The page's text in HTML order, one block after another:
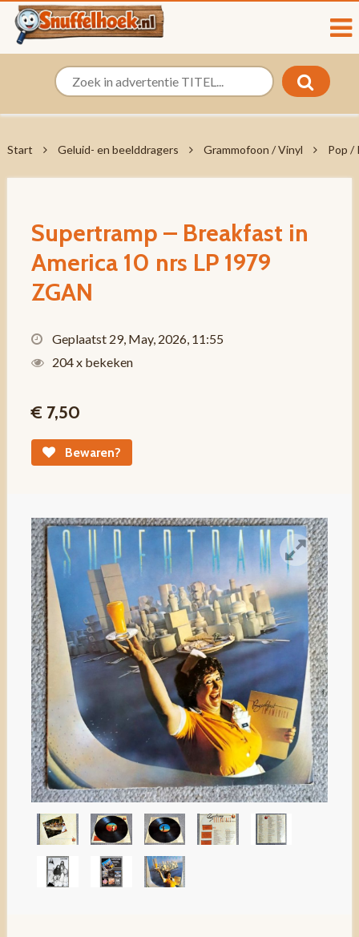
Start Geluid- en beelddragers Grammofoon / Vinyl Pop /
Supertramp – Breakfast in
America 10 nrs LP 1979
ZGAN
Geplaatst 29, May, 2026, 11:55
204 x bekeken
€ 7,50
Bewaren?